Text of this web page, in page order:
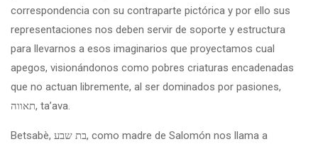
correspondencia con su contraparte pictórica y por ello sus
representaciones nos deben servir de soporte y estructura
para llevarnos a esos imaginarios que proyectamos cual
apegos, visionándonos como pobres criaturas encadenadas
que no actuan libremente, al ser dominados por pasiones,
תאווה, ta’ava.
Betsabè, בת שבע, como madre de Salomón nos llama a